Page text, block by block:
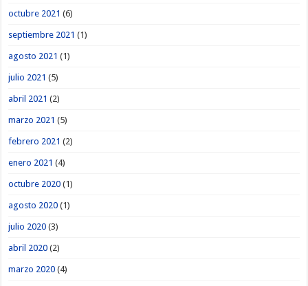
octubre 2021 (6)
septiembre 2021 (1)
agosto 2021 (1)
julio 2021 (5)
abril 2021 (2)
marzo 2021 (5)
febrero 2021 (2)
enero 2021 (4)
octubre 2020 (1)
agosto 2020 (1)
julio 2020 (3)
abril 2020 (2)
marzo 2020 (4)